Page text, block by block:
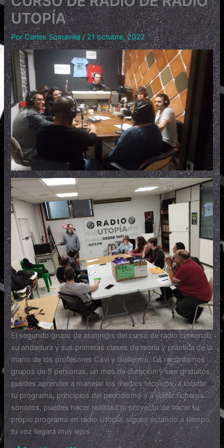
UTOPÍA
PorCarlos Somavilla/21 octubre, 2022
El segundo grupo de alumn@s del curso de radio comenzó
su andadura y sus primeras clases de teoría y práctica de la
mano de los profesores Cavi y Guillermo, Os recordamos
grupos de 5 personas, un mes de duración y son gratuitos,
puedes aprender a manejar los medios técnicos, a locutar
tu programa, principios del periodismo y a editar ficheros
sonoros, puedes hacer realidad tu proyecto de hacer tu
propio programa en radio Utopía, sigues estando a tiempo,
tu voz llegará muy lejos.